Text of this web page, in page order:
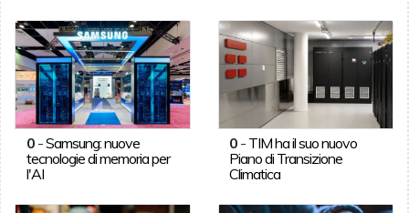
0-Samsung: nuove
tecnologie di memoria per
l'AI
0 - TIM ha il suo nuovo
Piano di Transizione
Climatica